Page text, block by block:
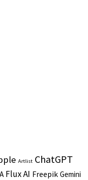
Artlist ChatGPT
Flux AI Freepik Gemini